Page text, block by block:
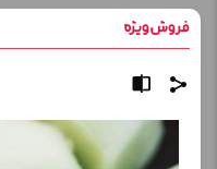
نیکوتین:
برای فعال شدن سبد خرید و